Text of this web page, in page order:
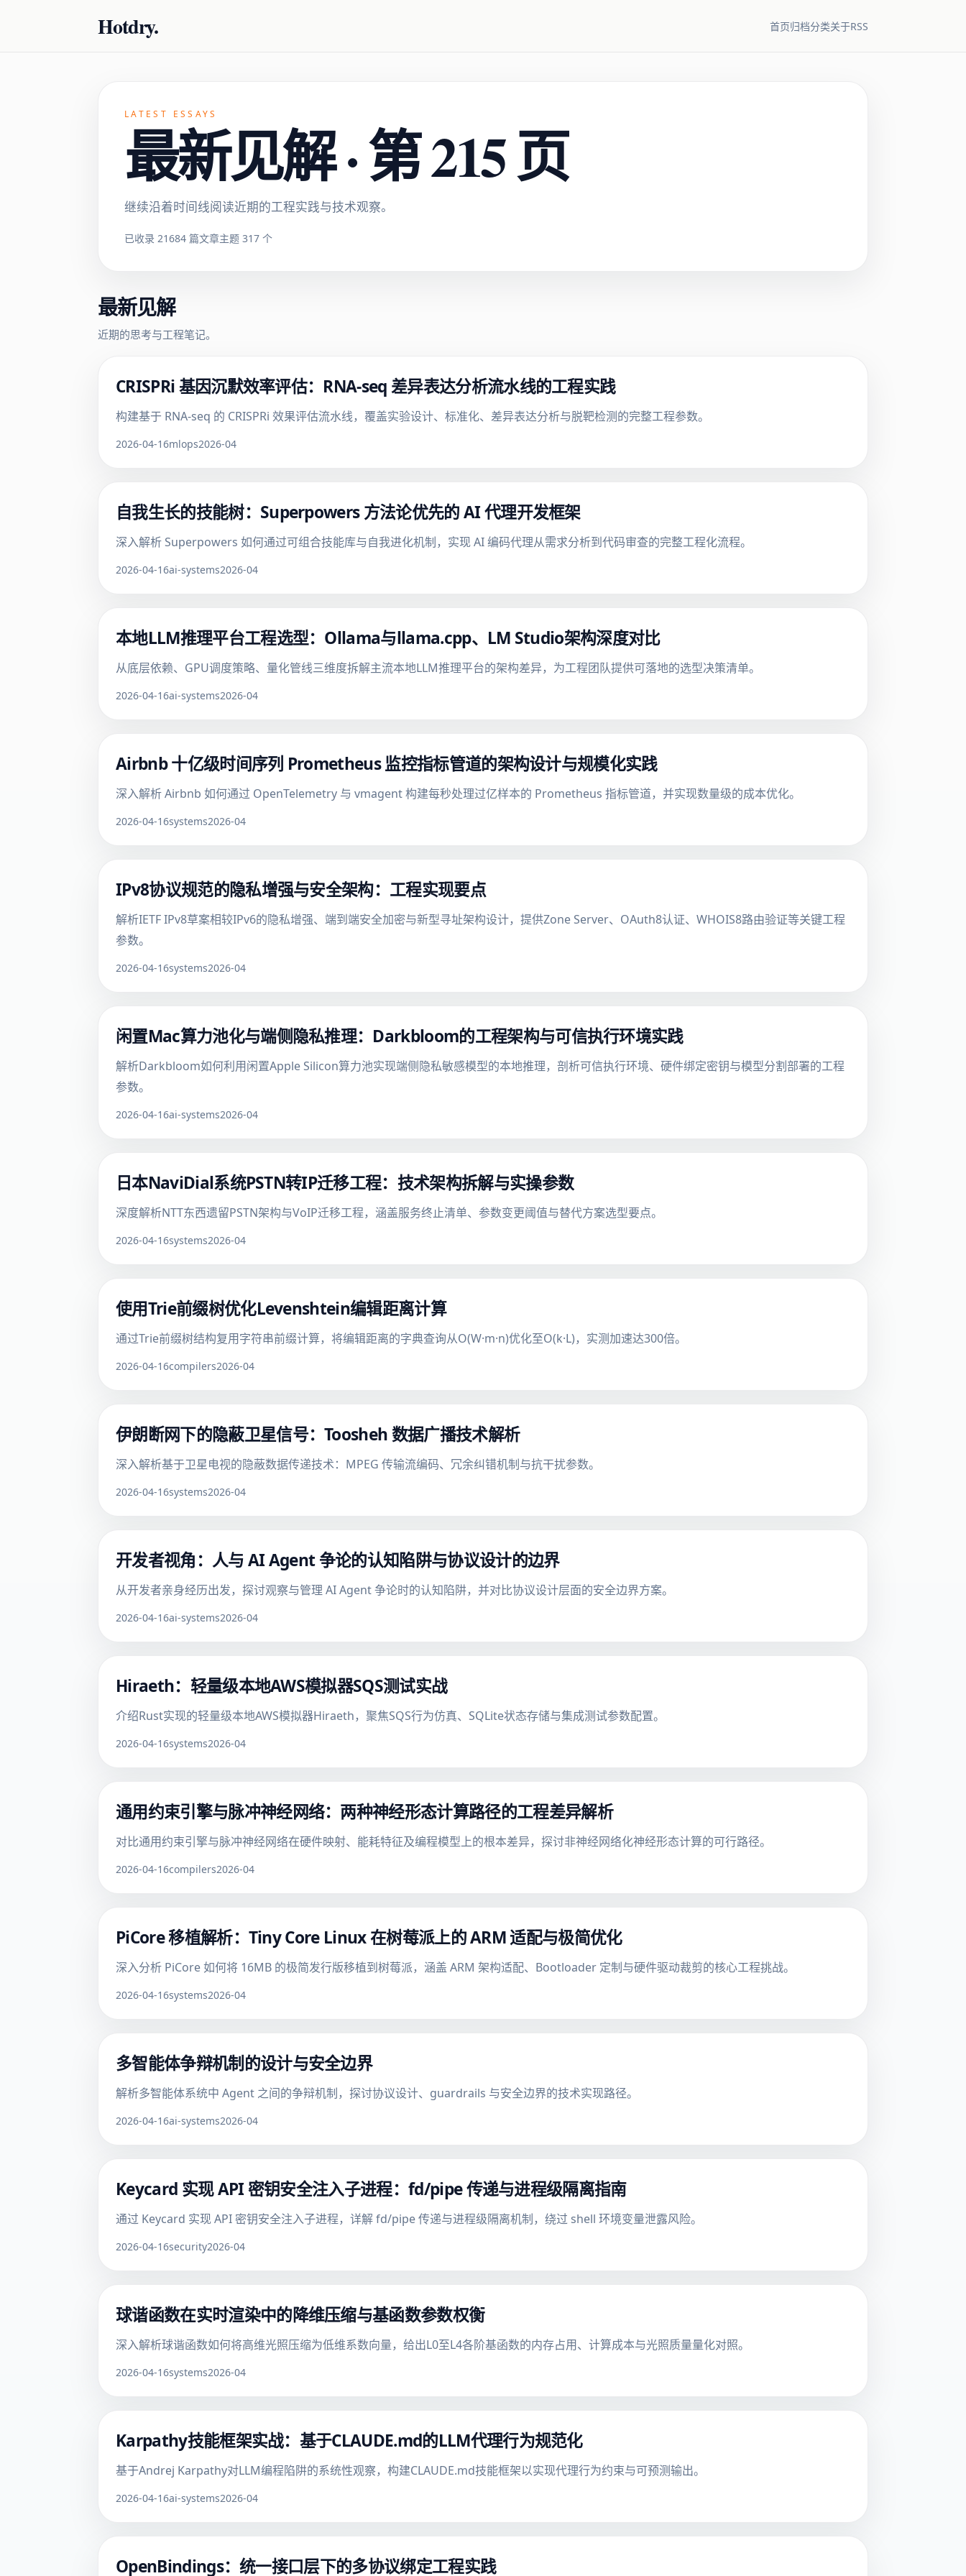
Hotdry. 首页归档分类关于RSS
LATEST ESSAYS
最新见解 · 第 215 页
继续沿着时间线阅读近期的工程实践与技术观察。
已收录 21684 篇文章主题 317 个
最新见解
近期的思考与工程笔记。
CRISPRi 基因沉默效率评估：RNA-seq 差异表达分析流水线的工程实践
构建基于 RNA-seq 的 CRISPRi 效果评估流水线，覆盖实验设计、标准化、差异表达分析与脱靶检测的完整工程参数。
2026-04-16mlops2026-04
自我生长的技能树：Superpowers 方法论优先的 AI 代理开发框架
深入解析 Superpowers 如何通过可组合技能库与自我进化机制，实现 AI 编码代理从需求分析到代码审查的完整工程化流程。
2026-04-16ai-systems2026-04
本地LLM推理平台工程选型：Ollama与llama.cpp、LM Studio架构深度对比
从底层依赖、GPU调度策略、量化管线三维度拆解主流本地LLM推理平台的架构差异，为工程团队提供可落地的选型决策清单。
2026-04-16ai-systems2026-04
Airbnb 十亿级时间序列 Prometheus 监控指标管道的架构设计与规模化实践
深入解析 Airbnb 如何通过 OpenTelemetry 与 vmagent 构建每秒处理过亿样本的 Prometheus 指标管道，并实现数量级的成本优化。
2026-04-16systems2026-04
IPv8协议规范的隐私增强与安全架构：工程实现要点
解析IETF IPv8草案相较IPv6的隐私增强、端到端安全加密与新型寻址架构设计，提供Zone Server、OAuth8认证、WHOIS8路由验证等关键工程
参数。
2026-04-16systems2026-04
闲置Mac算力池化与端侧隐私推理：Darkbloom的工程架构与可信执行环境实践
解析Darkbloom如何利用闲置Apple Silicon算力池实现端侧隐私敏感模型的本地推理，剖析可信执行环境、硬件绑定密钥与模型分割部署的工程
参数。
2026-04-16ai-systems2026-04
日本NaviDial系统PSTN转IP迁移工程：技术架构拆解与实操参数
深度解析NTT东西遗留PSTN架构与VoIP迁移工程，涵盖服务终止清单、参数变更阈值与替代方案选型要点。
2026-04-16systems2026-04
使用Trie前缀树优化Levenshtein编辑距离计算
通过Trie前缀树结构复用字符串前缀计算，将编辑距离的字典查询从O(W·m·n)优化至O(k·L)，实测加速达300倍。
2026-04-16compilers2026-04
伊朗断网下的隐蔽卫星信号：Toosheh 数据广播技术解析
深入解析基于卫星电视的隐蔽数据传递技术：MPEG 传输流编码、冗余纠错机制与抗干扰参数。
2026-04-16systems2026-04
开发者视角：人与 AI Agent 争论的认知陷阱与协议设计的边界
从开发者亲身经历出发，探讨观察与管理 AI Agent 争论时的认知陷阱，并对比协议设计层面的安全边界方案。
2026-04-16ai-systems2026-04
Hiraeth：轻量级本地AWS模拟器SQS测试实战
介绍Rust实现的轻量级本地AWS模拟器Hiraeth，聚焦SQS行为仿真、SQLite状态存储与集成测试参数配置。
2026-04-16systems2026-04
通用约束引擎与脉冲神经网络：两种神经形态计算路径的工程差异解析
对比通用约束引擎与脉冲神经网络在硬件映射、能耗特征及编程模型上的根本差异，探讨非神经网络化神经形态计算的可行路径。
2026-04-16compilers2026-04
PiCore 移植解析：Tiny Core Linux 在树莓派上的 ARM 适配与极简优化
深入分析 PiCore 如何将 16MB 的极简发行版移植到树莓派，涵盖 ARM 架构适配、Bootloader 定制与硬件驱动裁剪的核心工程挑战。
2026-04-16systems2026-04
多智能体争辩机制的设计与安全边界
解析多智能体系统中 Agent 之间的争辩机制，探讨协议设计、guardrails 与安全边界的技术实现路径。
2026-04-16ai-systems2026-04
Keycard 实现 API 密钥安全注入子进程：fd/pipe 传递与进程级隔离指南
通过 Keycard 实现 API 密钥安全注入子进程，详解 fd/pipe 传递与进程级隔离机制，绕过 shell 环境变量泄露风险。
2026-04-16security2026-04
球谐函数在实时渲染中的降维压缩与基函数参数权衡
深入解析球谐函数如何将高维光照压缩为低维系数向量，给出L0至L4各阶基函数的内存占用、计算成本与光照质量量化对照。
2026-04-16systems2026-04
Karpathy技能框架实战：基于CLAUDE.md的LLM代理行为规范化
基于Andrej Karpathy对LLM编程陷阱的系统性观察，构建CLAUDE.md技能框架以实现代理行为约束与可预测输出。
2026-04-16ai-systems2026-04
OpenBindings：统一接口层下的多协议绑定工程实践